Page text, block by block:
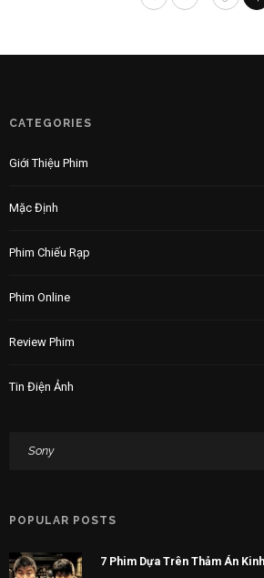
CATEGORIES
Giới Thiệu Phim
Mặc Định
Phim Chiếu Rạp
Phim Online
Review Phim
Tin Điện Ảnh
POPULAR POSTS
7 Phim Dựa Trên Thảm Án